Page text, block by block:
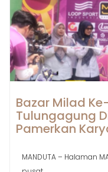
Bazar Milad
Tulungagung
Pamerkan
MANDUTA – Halaman